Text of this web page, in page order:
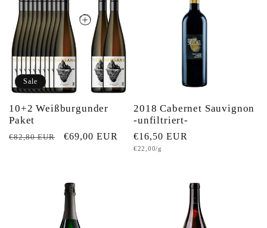
g
o
r
i
e
Sale
10+2 Weißburgunder
Paket
Normaler
€82,80 EUR Verkaufspreis
€69,00 EUR
2018 Cabernet Sauvignon
-unfiltriert-
Normaler
Preis
€16,50 EUR
Grundpreis
€22,00/g